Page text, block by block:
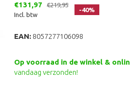
€131,97
€219,95
Incl. btw
-40%
EAN: 8057277106098
Op voorraad in de winkel &
vandaag verzonden!